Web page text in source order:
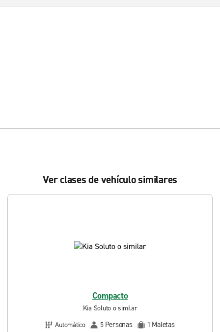
Ver clases de vehículo similares
Compacto
Kia Soluto o similar
Automático
5 Personas 1 Maletas